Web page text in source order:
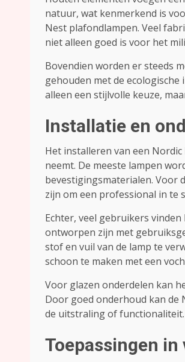
natuur, wat kenmerkend is
Nest plafondlampen. Veel
niet alleen goed is voor het
Bovendien worden er steeds
gehouden met de
alleen een stijlvolle keuze,
Installatie en
Het installeren van een
neemt. De meeste lampen
bevestigingsmaterialen. Voor
zijn om een professional in te
Echter, veel gebruikers
ontworpen zijn met
stof en vuil van de lamp te
schoon te maken met een
Voor glazen onderdelen kan
Door goed onderhoud kan de
de uitstraling of functionaliteit.
Toepassingen